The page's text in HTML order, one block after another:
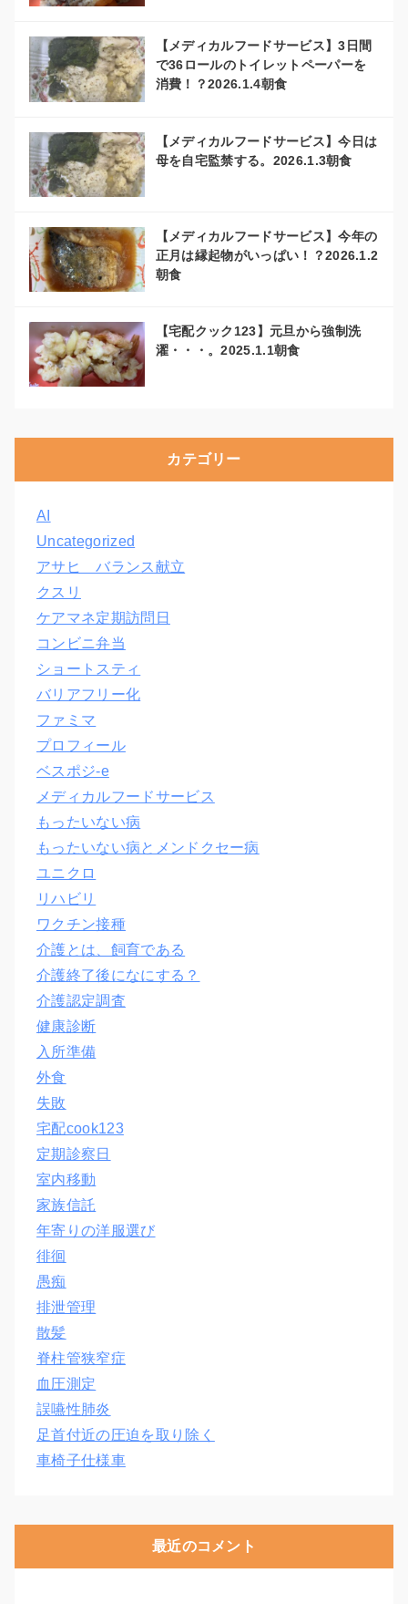
【メディカルフードサービス】3日間
で36ロールのトイレットペーパーを
消費！？2026.1.4朝食
【メディカルフードサービス】今日は
母を自宅監禁する。2026.1.3朝食
【メディカルフードサービス】今年の
正月は縁起物がいっぱい！？2026.1.2
朝食
【宅配クック123】元旦から強制洗
濯・・・。2025.1.1朝食
カテゴリー
AI
Uncategorized
アサヒ バランス献立
クスリ
ケアマネ定期訪問日
コンビニ弁当
ショートスティ
バリアフリー化
ファミマ
プロフィール
ベスポジ-e
メディカルフードサービス
もったいない病
もったいない病とメンドクセー病
ユニクロ
リハビリ
ワクチン接種
介護とは、飼育である
介護終了後になにする？
介護認定調査
健康診断
入所準備
外食
失敗
宅配cook123
定期診察日
室内移動
家族信託
年寄りの洋服選び
徘徊
愚痴
排泄管理
散髪
脊柱管狭窄症
血圧測定
誤嚥性肺炎
足首付近の圧迫を取り除く
車椅子仕様車
最近のコメント